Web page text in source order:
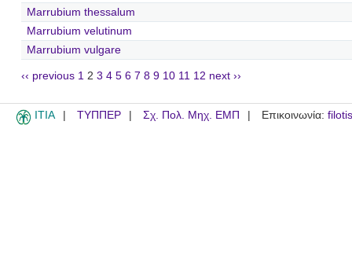
Marrubium thessalum
Marrubium velutinum
Marrubium vulgare
‹‹ previous 1 2 3 4 5 6 7 8 9 10 11 12 next ››
ITIA ΤΥΠΠΕΡ Σχ. Πολ. Μηχ. ΕΜΠ Επικοινωνία: